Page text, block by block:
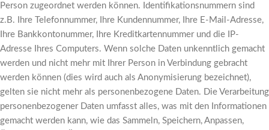
Person zugeordnet werden können. Identifikationsnummern sind
z.B. Ihre Telefonnummer, Ihre Kundennummer, Ihre E-Mail-Adresse,
Ihre Bankkontonummer, Ihre Kreditkartennummer und die IP-
Adresse Ihres Computers. Wenn solche Daten unkenntlich gemacht
werden und nicht mehr mit Ihrer Person in Verbindung gebracht
werden können (dies wird auch als Anonymisierung bezeichnet),
gelten sie nicht mehr als personenbezogene Daten. Die Verarbeitung
personenbezogener Daten umfasst alles, was mit den Informationen
gemacht werden kann, wie das Sammeln, Speichern, Anpassen,